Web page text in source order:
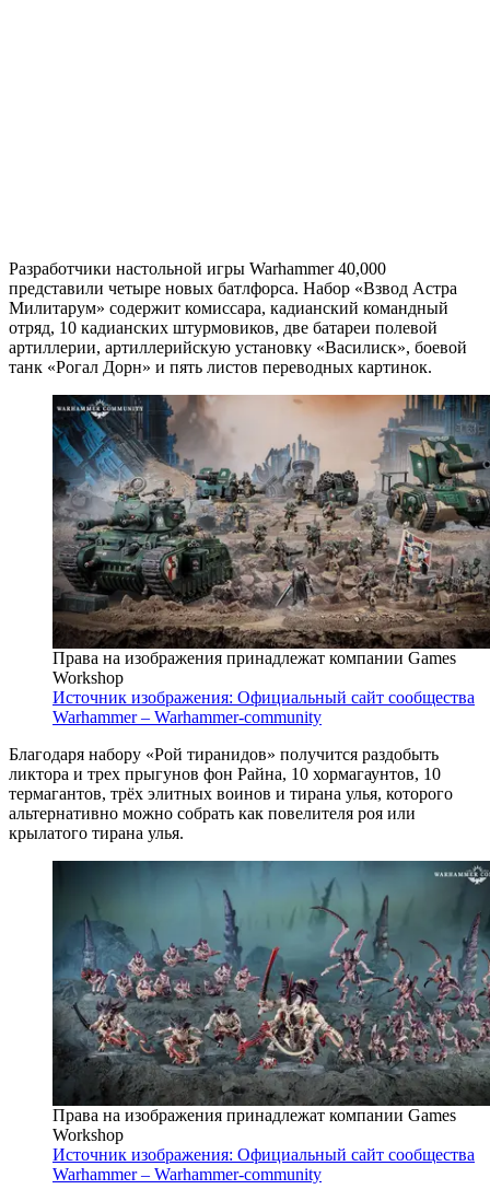
Разработчики настольной игры Warhammer 40,000
представили четыре новых батлфорса. Набор «Взвод Астра
Милитарум» содержит комиссара, кадианский командный
отряд, 10 кадианских штурмовиков, две батареи полевой
артиллерии, артиллерийскую установку «Василиск», боевой
танк «Рогал Дорн» и пять листов переводных картинок.
Права на изображения принадлежат компании Games
Workshop
Источник изображения: Официальный сайт сообщества
Warhammer – Warhammer-community
Благодаря набору «Рой тиранидов» получится раздобыть
ликтора и трех прыгунов фон Райна, 10 хормагаунтов, 10
термагантов, трёх элитных воинов и тирана улья, которого
альтернативно можно собрать как повелителя роя или
крылатого тирана улья.
Права на изображения принадлежат компании Games
Workshop
Источник изображения: Официальный сайт сообщества
Warhammer – Warhammer-community